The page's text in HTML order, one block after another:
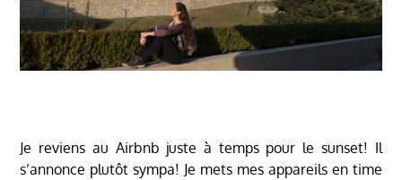
Je reviens au Airbnb juste à temps pour le sunset! Il
s’annonce plutôt sympa! Je mets mes appareils en time